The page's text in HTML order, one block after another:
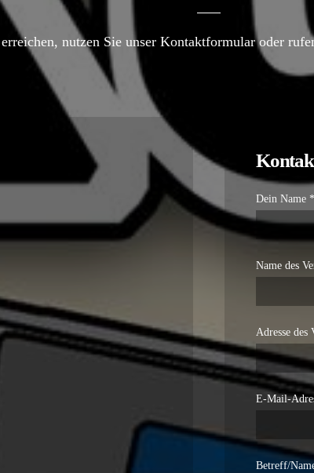
nutzen Sie unser Kontaktformular oder
Dein Name *
Name des
Adresse des
E-Mail-
Betreff/